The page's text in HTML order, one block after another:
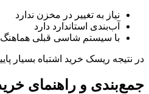
نیاز به تغییر در مخزن ندارد
آب‌بندی استاندارد دارد
با سیستم شاسی قبلی
در نتیجه ریسک خرید اشتباه بسیار
جمع‌بندی و راهنمای